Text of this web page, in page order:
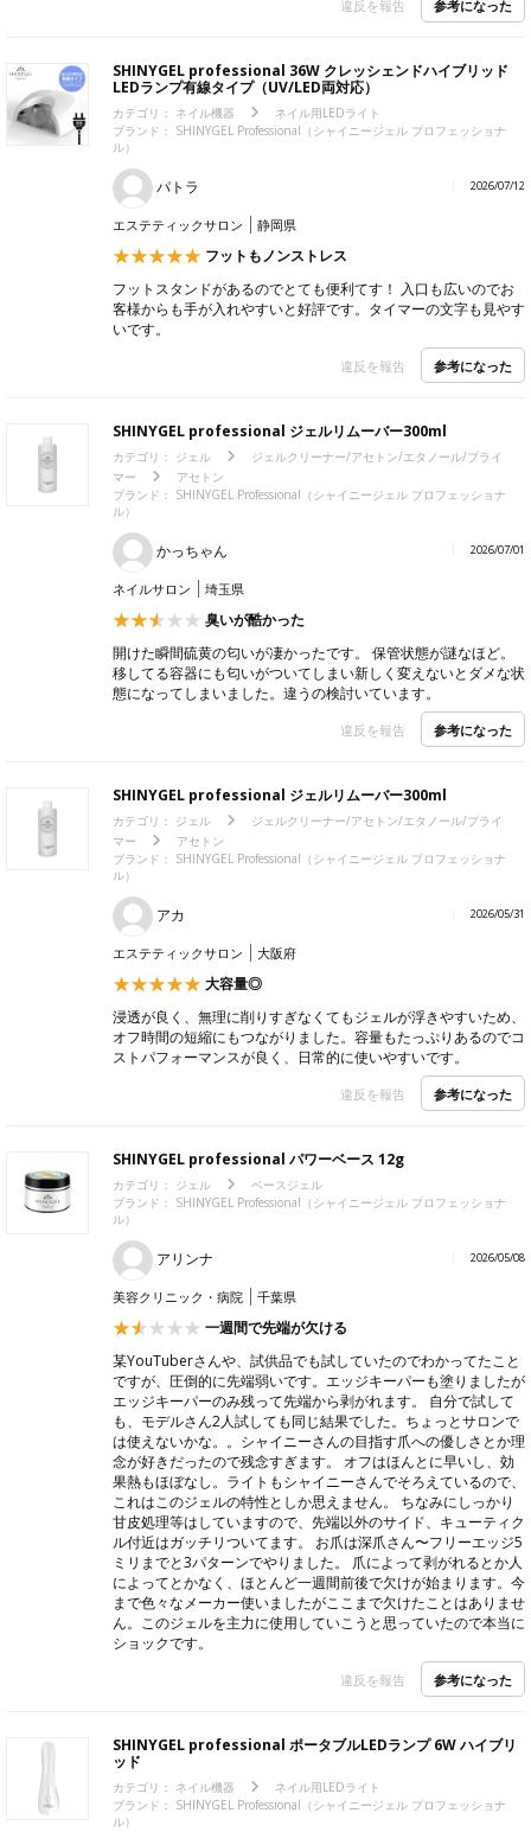
違反を報告 参考になった
SHINYGEL professional 36W クレッシェンドハイブリッド
LEDランプ有線タイプ（UV/LED両対応）
カテゴリ： ネイル機器
ネイル用LEDライト
ブランド： SHINYGEL Professional（シャイニージェル プロフェッショナ
ル）
パトラ 2026/07/12
エステティックサロン 静岡県
フットもノンストレス
フットスタンドがあるのでとても便利てす！ 入口も広いのでお
客様からも手が入れやすいと好評です。タイマーの文字も見やす
いです。
違反を報告 参考になった
SHINYGEL professional ジェルリムーバー300ml
カテゴリ： ジェル
ジェルクリーナー/アセトン/エタノール/プライ
マー
アセトン
ブランド： SHINYGEL Professional（シャイニージェル プロフェッショナ
ル）
かっちゃん 2026/07/01
ネイルサロン 埼玉県
臭いが酷かった
開けた瞬間硫黄の匂いが凄かったです。 保管状態が謎なほど。
移してる容器にも匂いがついてしまい新しく変えないとダメな状
態になってしまいました。違うの検討いています。
違反を報告 参考になった
SHINYGEL professional ジェルリムーバー300ml
カテゴリ： ジェル
ジェルクリーナー/アセトン/エタノール/プライ
マー
アセトン
ブランド： SHINYGEL Professional（シャイニージェル プロフェッショナ
ル）
アカ 2026/05/31
エステティックサロン 大阪府
大容量◎
浸透が良く、無理に削りすぎなくてもジェルが浮きやすいため、
オフ時間の短縮にもつながりました。容量もたっぷりあるのでコ
ストパフォーマンスが良く、日常的に使いやすいです。
違反を報告 参考になった
SHINYGEL professional パワーベース 12g
カテゴリ： ジェル
ベースジェル
ブランド： SHINYGEL Professional（シャイニージェル プロフェッショナ
ル）
アリンナ 2026/05/08
美容クリニック・病院 千葉県
一週間で先端が欠ける
某YouTuberさんや、試供品でも試していたのでわかってたこと
ですが、圧倒的に先端弱いです。エッジキーパーも塗りましたが
エッジキーパーのみ残って先端から剥がれます。 自分で試して
も、モデルさん2人試しても同じ結果でした。ちょっとサロンで
は使えないかな。。シャイニーさんの目指す爪への優しさとか理
念が好きだったので残念すぎます。 オフはほんとに早いし、効
果熱もほぼなし。ライトもシャイニーさんでそろえているので、
これはこのジェルの特性としか思えません。 ちなみにしっかり
甘皮処理等はしていますので、先端以外のサイド、キューティク
ル付近はガッチリついてます。 お爪は深爪さん〜フリーエッジ5
ミリまでと3パターンでやりました。 爪によって剥がれるとか人
によってとかなく、ほとんど一週間前後で欠けが始まります。今
まで色々なメーカー使いましたがここまで欠けたことはありませ
ん。このジェルを主力に使用していこうと思っていたので本当に
ショックです。
違反を報告 参考になった
SHINYGEL professional ポータブルLEDランプ 6W ハイブリ
ッド
カテゴリ： ネイル機器
ネイル用LEDライト
ブランド： SHINYGEL Professional（シャイニージェル プロフェッショナ
ル）